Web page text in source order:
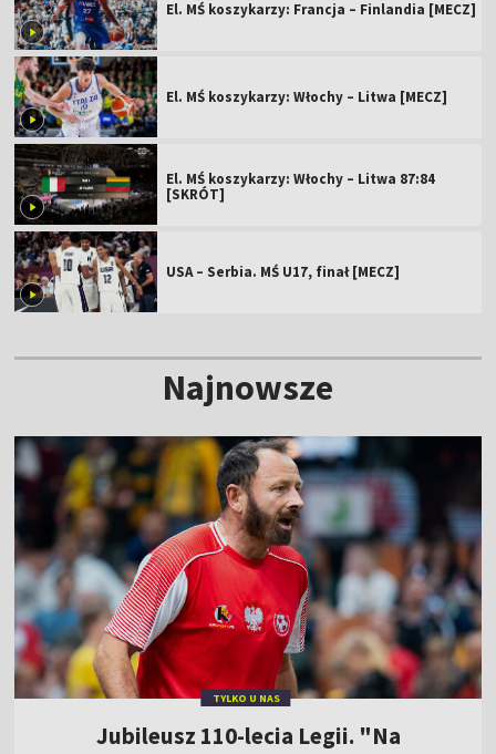
El. MŚ koszykarzy: Francja – Finlandia [MECZ]
El. MŚ koszykarzy: Włochy – Litwa [MECZ]
El. MŚ koszykarzy: Włochy – Litwa 87:84
[SKRÓT]
USA – Serbia. MŚ U17, finał [MECZ]
Najnowsze
TYLKO U NAS
Jubileusz 110-lecia Legii. "Na